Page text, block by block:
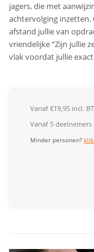
jagers, die met
achtervolging inzetten.
afstand jullie van
vriendelijke “Zijn jullie
vlak voordat jullie
Vanaf €19,95 incl.
Vanaf 5 deelnemers
Minder personen?